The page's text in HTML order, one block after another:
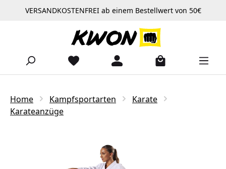
Zum Hauptinhalt springen
VERSANDKOSTENFREI ab einem Bestellwert von 50€
Home Kampfsportarten
Karate
Karateanzüge